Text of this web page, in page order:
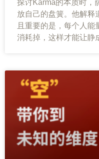
探讨Karma的本质时，
放自己的盘簧。他解释
且重要的是，每个人
消耗掉，这样才能让静